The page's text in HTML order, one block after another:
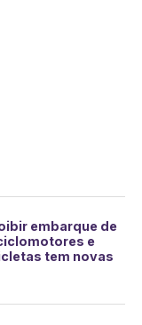
embarque de
e
tem novas